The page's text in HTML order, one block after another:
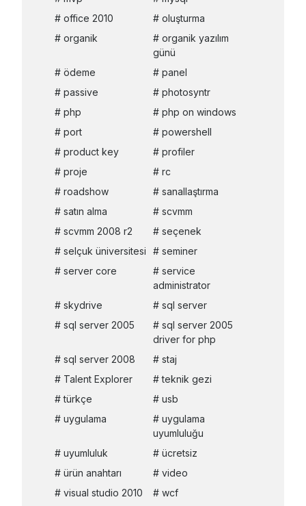
office 2010
oluşturma
organik
organik yazılım
günü
ödeme
panel
passive
photosyntr
php
php on windows
port
powershell
product key
profiler
proje
rc
roadshow
sanallaştırma
satın alma
scvmm
scvmm 2008 r2
seçenek
selçuk üniversitesi
seminer
server core
service
administrator
skydrive
sql server
sql server 2005
sql server 2005
driver for php
sql server 2008
staj
Talent Explorer
teknik gezi
türkçe
usb
uygulama
uygulama
uyumluluğu
uyumluluk
ücretsiz
ürün anahtarı
video
visual studio 2010
wcf